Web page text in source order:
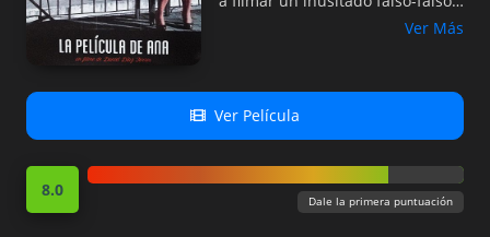
Pero con ello sus peripecias – y
complejas consecuencias – no
han hecho más que empezar.
Ver Más
Ver Película
8.0
Dale la primera puntuación